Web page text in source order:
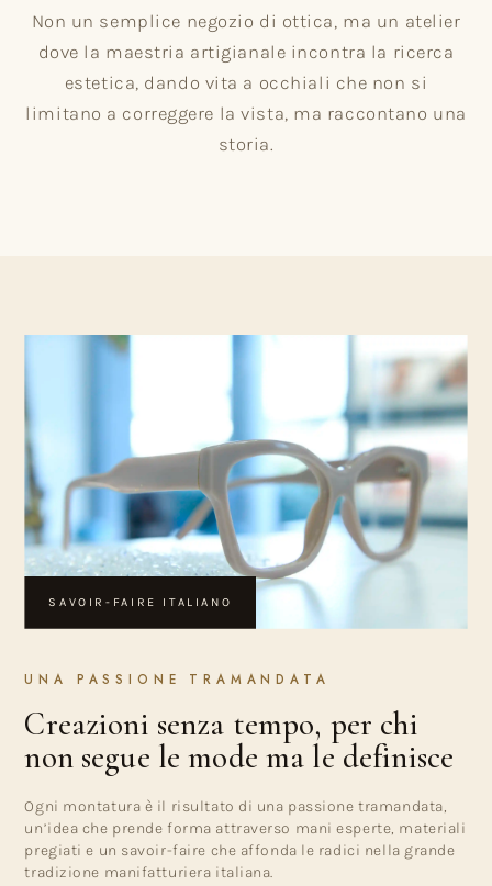
Non un semplice negozio di ottica, ma un atelier
dove la maestria artigianale incontra la ricerca
estetica, dando vita a occhiali che non si
limitano a correggere la vista, ma raccontano una
storia.
SAVOIR-FAIRE ITALIANO
UNA PASSIONE TRAMANDATA
Creazioni senza tempo, per chi
non segue le mode ma le definisce
Ogni montatura è il risultato di una passione tramandata,
un’idea che prende forma attraverso mani esperte, materiali
pregiati e un savoir-faire che affonda le radici nella grande
tradizione manifatturiera italiana.